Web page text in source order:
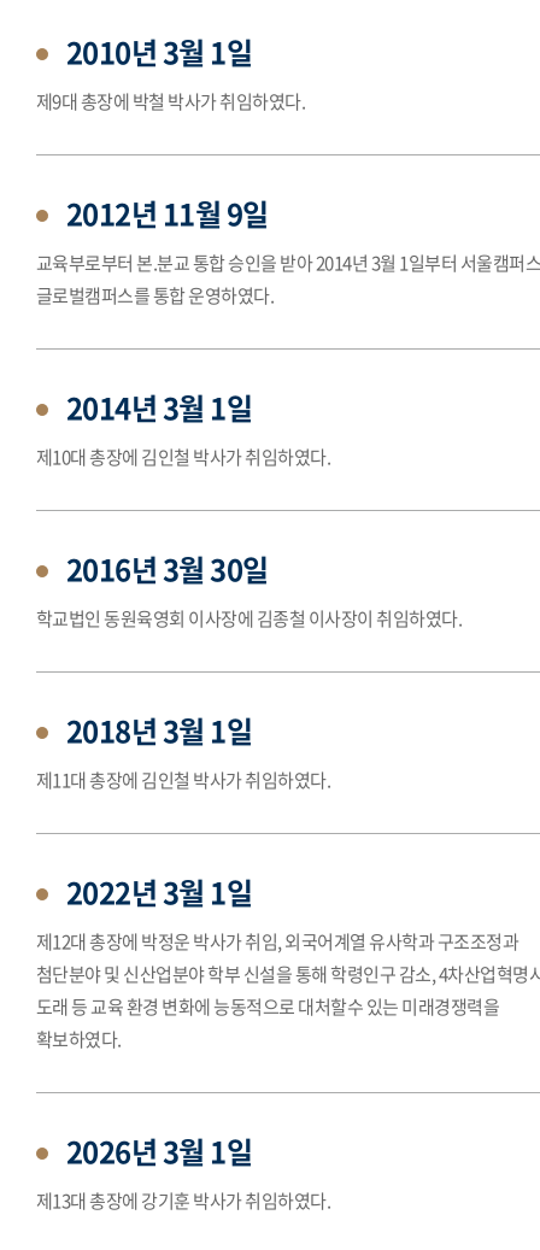
2010년 3월 1일
제9대 총장에 박철 박사가 취임하였다.
2012년 11월 9일
교육부로부터 본.분교 통합 승인을 받아 2014년 3월 1일부터 서울캠퍼
글로벌캠퍼스를 통합 운영하였다.
2014년 3월 1일
제10대 총장에 김인철 박사가 취임하였다.
2016년 3월 30일
학교법인 동원육영회 이사장에 김종철 이사장이 취임하였다.
2018년 3월 1일
제11대 총장에 김인철 박사가 취임하였다.
2022년 3월 1일
제12대 총장에 박정운 박사가 취임, 외국어계열 유사학과 구조조정과
첨단분야 및 신산업분야 학부 신설을 통해 학령인구 감소, 4차산업혁명
도래 등 교육 환경 변화에 능동적으로 대처할수 있는 미래경쟁력을
확보하였다.
2026년 3월 1일
제13대 총장에 강기훈 박사가 취임하였다.